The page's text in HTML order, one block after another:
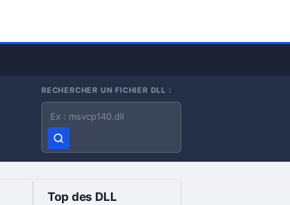
RECHERCHER UN FICHIER DLL :
Nom du fichier DLL
Top des DLL